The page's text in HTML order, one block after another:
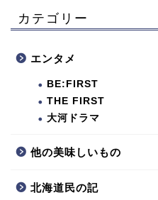
カテゴリー
エンタメ
BE:FIRST
THE FIRST
大河ドラマ
他の美味しいもの
北海道民の記